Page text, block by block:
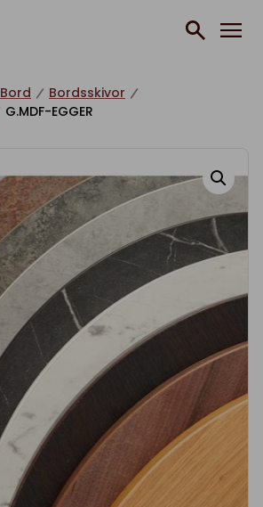
Bord
Bordsskivor
G.MDF-EGGER